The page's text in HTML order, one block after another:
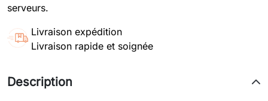
serveurs.
Livraison expédition
Livraison rapide et soignée
Description